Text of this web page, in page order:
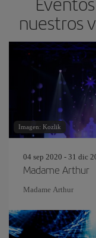
nuestros
Imagen: Kozlik
04 sep 2020 - 31 dic
Madame Arthur
Madame Arthur